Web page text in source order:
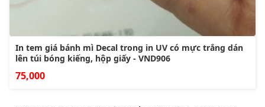
In tem giá bánh mì Decal trong in UV có mực trắng dán
lên túi bóng kiếng, hộp giấy - VND906
75,000